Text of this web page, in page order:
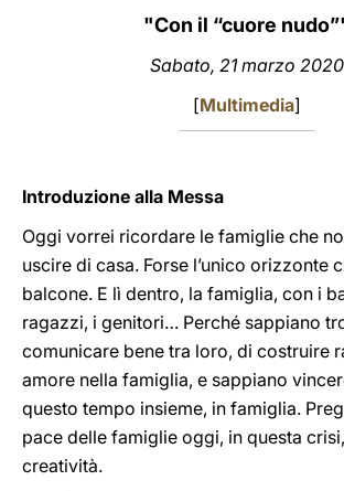
"Con il “cuore
Sabato, 21 marzo 2020
[Multimedia]
Introduzione alla Messa
Oggi vorrei ricordare le famiglie che
uscire di casa. Forse l’unico orizzonte
balcone. E lì dentro, la famiglia, con i
ragazzi, i genitori… Perché sappiano
comunicare bene tra loro, di costruire
amore nella famiglia, e sappiano
questo tempo insieme, in famiglia.
pace delle famiglie oggi, in questa
creatività.